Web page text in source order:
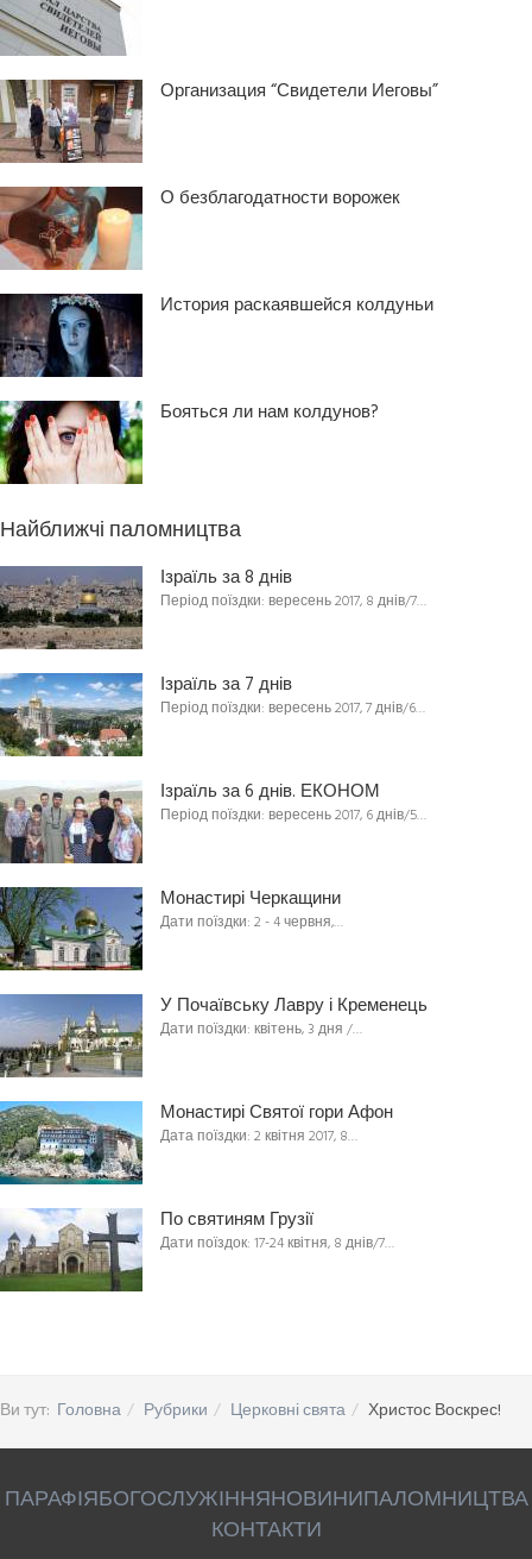
Организация “Свидетели Иеговы”
О безблагодатности ворожек
История раскаявшейся колдуньи
Бояться ли нам колдунов?
Найближчі паломництва
Ізраїль за 8 днів
Період поїздки: вересень 2017, 8 днів/7…
Ізраїль за 7 днів
Період поїздки: вересень 2017, 7 днів/6…
Ізраїль за 6 днів. ЕКОНОМ
Період поїздки: вересень 2017, 6 днів/5…
Монастирі Черкащини
Дати поїздки: 2 - 4 червня,…
У Почаївську Лавру і Кременець
Дати поїздки: квітень, 3 дня /…
Монастирі Святої гори Афон
Дата поїздки: 2 квітня 2017, 8…
По святиням Грузії
Дати поїздок: 17-24 квітня, 8 днів/7…
Ви тут: Головна Рубрики Церковні свята Христос Воскрес!
ПАРАФІЯБОГОСЛУЖІННЯНОВИНИПАЛОМНИЦТВА
КОНТАКТИ